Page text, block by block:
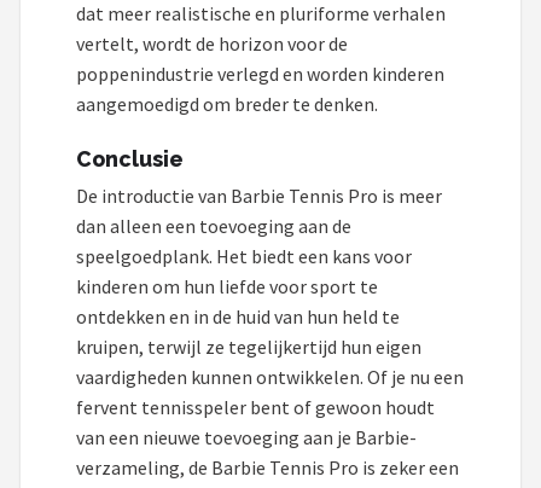
dat meer realistische en pluriforme verhalen
vertelt, wordt de horizon voor de
poppenindustrie verlegd en worden kinderen
aangemoedigd om breder te denken.
Conclusie
De introductie van Barbie Tennis Pro is meer
dan alleen een toevoeging aan de
speelgoedplank. Het biedt een kans voor
kinderen om hun liefde voor sport te
ontdekken en in de huid van hun held te
kruipen, terwijl ze tegelijkertijd hun eigen
vaardigheden kunnen ontwikkelen. Of je nu een
fervent tennisspeler bent of gewoon houdt
van een nieuwe toevoeging aan je Barbie-
verzameling, de Barbie Tennis Pro is zeker een